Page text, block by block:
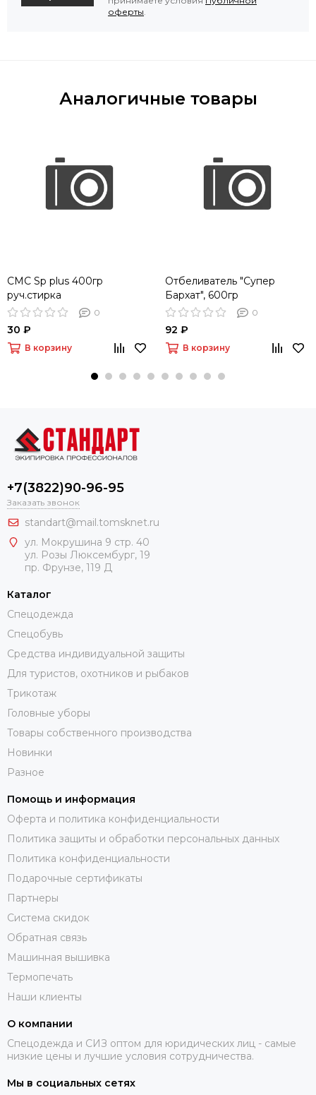
оферты.
Аналогичные товары
СМС Sp plus 400гр
руч.стирка
0
30 ₽
В корзину
Отбеливатель "Супер
Бархат", 600гр
0
92 ₽
В корзину
+7(3822)90-96-95
Заказать звонок
standart@mail.tomsknet.ru
ул. Мокрушина 9 стр. 40
ул. Розы Люксембург, 19
пр. Фрунзе, 119 Д
Каталог
Спецодежда
Спецобувь
Средства индивидуальной защиты
Для туристов, охотников и рыбаков
Трикотаж
Головные уборы
Товары собственного производства
Новинки
Разное
Помощь и информация
Оферта и политика конфиденциальности
Политика защиты и обработки персональных данных
Политика конфиденциальности
Подарочные сертификаты
Партнеры
Система скидок
Обратная связь
Машинная вышивка
Термопечать
Наши клиенты
О компании
Спецодежда и СИЗ оптом для юридических лиц - самые
низкие цены и лучшие условия сотрудничества.
Мы в социальных сетях